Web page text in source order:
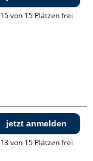
15 von 15 Plätzen frei
jetzt anmelden
13 von 15 Plätzen frei